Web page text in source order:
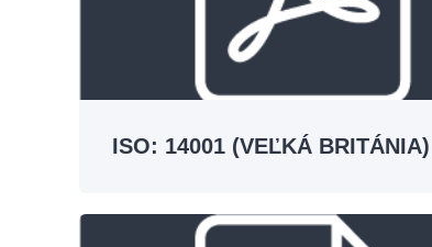
ISO: 14001 (VEĽKÁ BRITÁNIA)